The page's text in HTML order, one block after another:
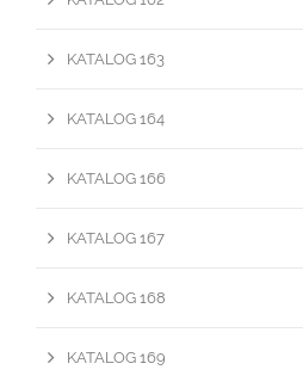
KATALOG 163
KATALOG 164
KATALOG 166
KATALOG 167
KATALOG 168
KATALOG 169